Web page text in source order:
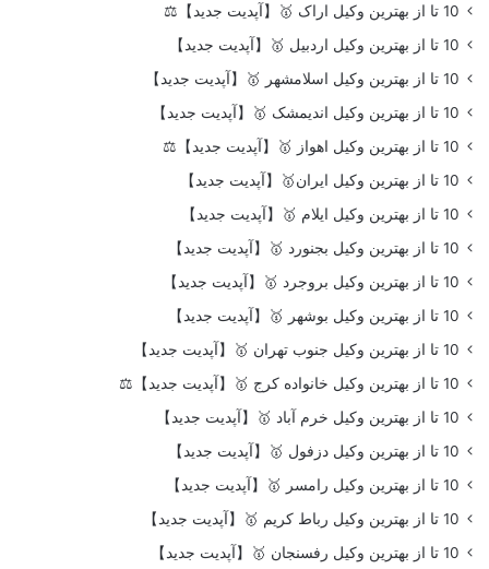
10 تا از بهترین وکیل اراک 🥇【آپدیت جدید】⚖️
10 تا از بهترین وکیل اردبیل 🥇【آپدیت جدید】
10 تا از بهترین وکیل اسلامشهر 🥇【آپدیت جدید】
10 تا از بهترین وکیل اندیمشک 🥇【آپدیت جدید】
10 تا از بهترین وکیل اهواز 🥇【آپدیت جدید】⚖️
10 تا از بهترین وکیل ایران🥇【آپدیت جدید】
10 تا از بهترین وکیل ایلام 🥇【آپدیت جدید】
10 تا از بهترین وکیل بجنورد 🥇【آپدیت جدید】
10 تا از بهترین وکیل بروجرد 🥇【آپدیت جدید】
10 تا از بهترین وکیل بوشهر 🥇【آپدیت جدید】
10 تا از بهترین وکیل جنوب تهران 🥇【آپدیت جدید】
10 تا از بهترین وکیل خانواده کرج 🥇【آپدیت جدید】⚖️
10 تا از بهترین وکیل خرم آباد 🥇【آپدیت جدید】
10 تا از بهترین وکیل دزفول 🥇【آپدیت جدید】
10 تا از بهترین وکیل رامسر 🥇【آپدیت جدید】
10 تا از بهترین وکیل رباط کریم 🥇【آپدیت جدید】
10 تا از بهترین وکیل رفسنجان 🥇【آپدیت جدید】